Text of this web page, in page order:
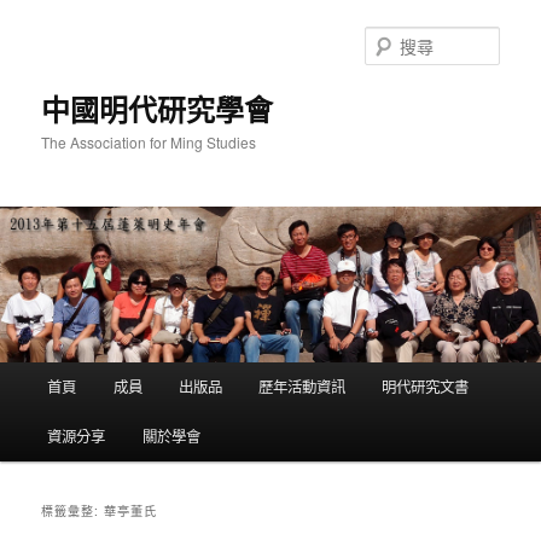
中國明代研究學會
The Association for Ming Studies
尋
首頁 成員 出版品 歷年活動資訊 明代研究文書
資源分享 關於學會
標籤彙整:華亭董氏